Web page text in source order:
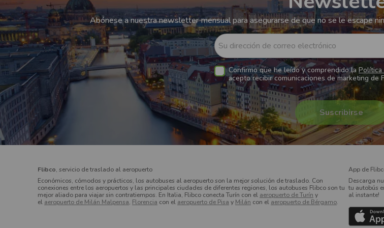
Abónese a nuestra newsletter mensual para asegurarse de que no se le escape
Su dirección de correo electrónico
Confirmo que he leído y comprendido la Política
acepto recibir comunicaciones de marketing de
Flibco, servicio de traslado al aeropuerto
Económicos, cómodos y prácticos, los autobuses al aeropuerto son la mejor solución de traslado. Con
conexiones entre los aeropuertos y las principales ciudades de diferentes regiones, los autobuses Flibco son tu
mejor aliado para viajar sin contratiempos. En Italia, Flibco conecta Turín con el aeropuerto de Turín y
el aeropuerto de Milán Malpensa, Florencia con el aeropuerto de Pisa y Milán con el aeropuerto de Bérgamo.
App de
Descarga
tu autobús
al instante!